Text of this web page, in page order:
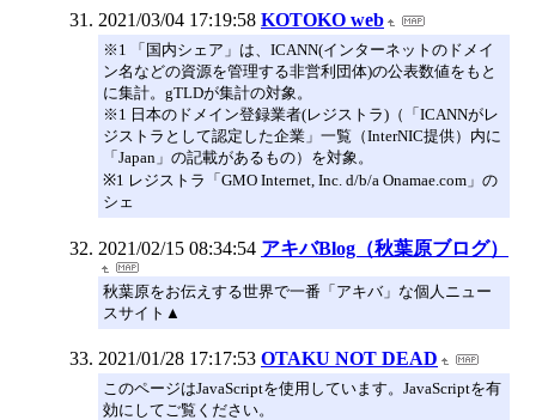
2021/03/04 17:19:58 KOTOKO web
※1 「国内シェア」は、ICANN(インターネットのドメイ
ン名などの資源を管理する非営利団体)の公表数値をもと
に集計。gTLDが集計の対象。
※1 日本のドメイン登録業者(レジストラ)（「ICANNがレ
ジストラとして認定した企業」一覧（InterNIC提供）内に
「Japan」の記載があるもの）を対象。
※1 レジストラ「GMO Internet, Inc. d/b/a Onamae.com」の
シェ
2021/02/15 08:34:54 アキバBlog（秋葉原ブログ）
秋葉原をお伝えする世界で一番「アキバ」な個人ニュー
スサイト▲
2021/01/28 17:17:53 OTAKU NOT DEAD
このページはJavaScriptを使用しています。JavaScriptを有
効にしてご覧ください。